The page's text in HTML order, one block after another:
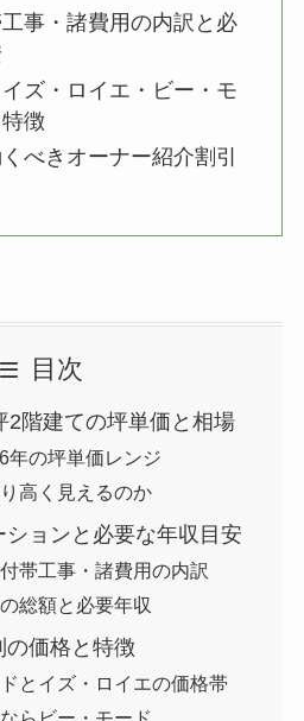
事・諸費用の内訳と必
ズ・ロイエ・ビー・モ
徴
べきオーナー紹介割引
目次
2階建ての坪単価と相場
年の坪単価レンジ
高く見えるのか
ョンと必要な年収目安
帯工事・諸費用の内訳
総額と必要年収
価格と特徴
とイズ・ロイエの価格帯